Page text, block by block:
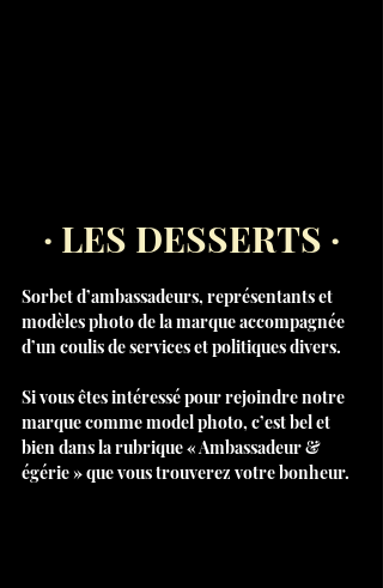
· LES DESSERTS ·
Sorbet d’ambassadeurs, représentants et
modèles photo de la marque accompagnée
d’un coulis de services et politiques divers.
Si vous êtes intéressé pour rejoindre notre
marque comme model photo, c’est bel et
bien dans la rubrique « Ambassadeur &
égérie » que vous trouverez votre bonheur.